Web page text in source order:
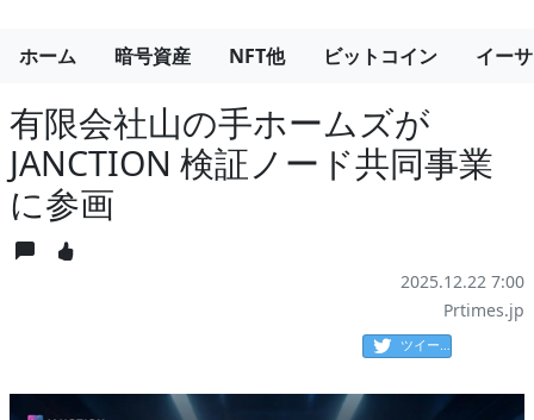
ホーム 暗号資産 NFT他 ビットコイン イー
有限会社山の手ホームズが
JANCTION 検証ノード共同事業
に参画
2025.12.22 7:00
Prtimes.jp
ツイート